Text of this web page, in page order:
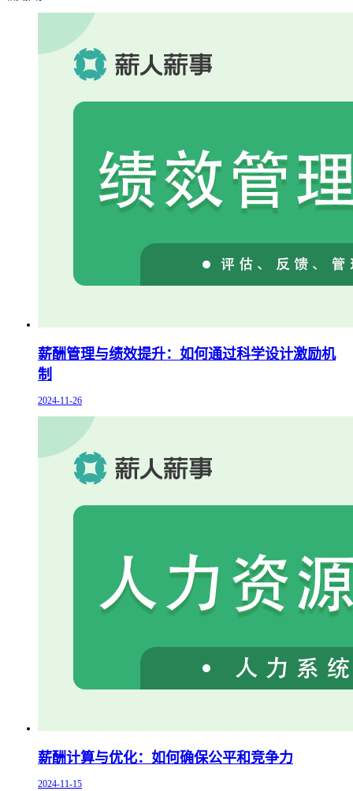
薪酬管理与绩效提升：如何通过科学设计激励机
制
2024-11-26
薪酬计算与优化：如何确保公平和竞争力
2024-11-15